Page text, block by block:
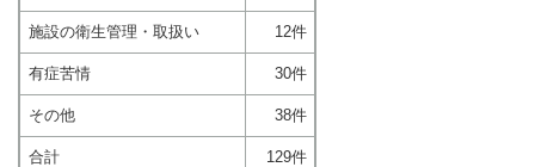
施設の衛生管理・取扱い 12件
有症苦情 30件
その他 38件
合計 129件